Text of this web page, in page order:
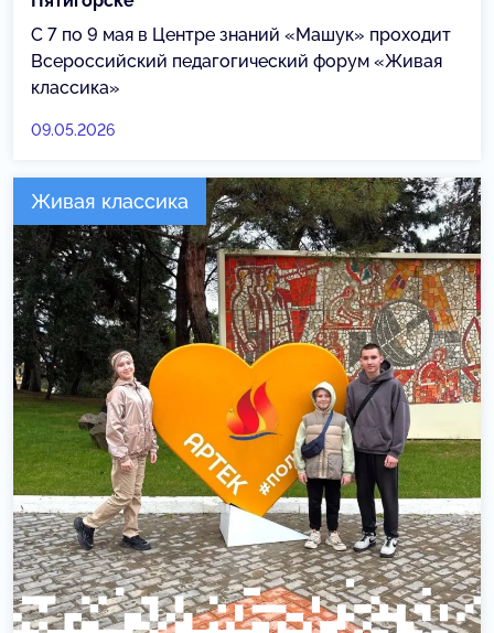
С 7 по 9 мая в Центре знаний «Машук» проходит
Всероссийский педагогический форум «Живая
классика»
09.05.2026
Живая классика